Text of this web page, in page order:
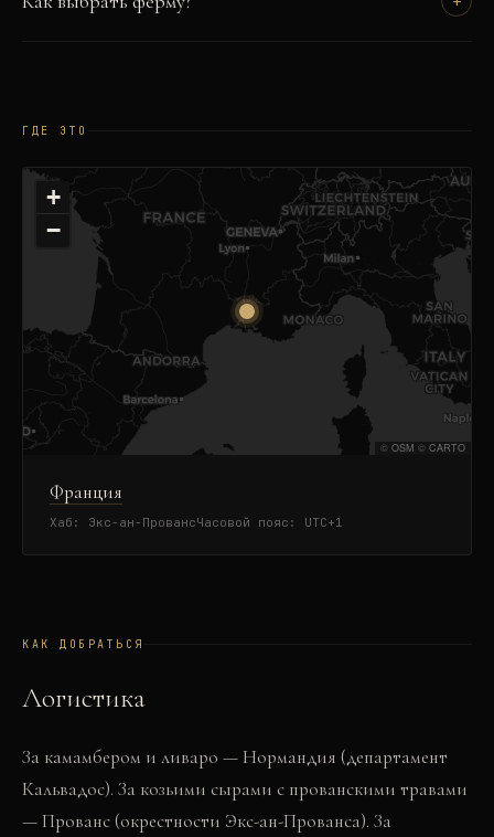
ГДЕ ЭТО
+
−
© OSM © CARTO
Франция
Хаб: Экс-ан-ПровансЧасовой пояс: UTC+1
КАК ДОБРАТЬСЯ
Логистика
За камамбером и ливаро — Нормандия (департамент
Кальвадос). За козьими сырами с прованскими травами
— Прованс (окрестности Экс-ан-Прованса). За